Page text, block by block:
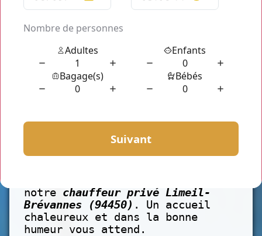
Ce n'est pas tout, ils
connaissent parfaitement les
routes de
Limeil-Brévannes
(94450)pour vous conduire
directement à votre point
d'arrivée en évitant les passages
professionnels, nous pouvons vous
garantir que vous allez passer un
notre chauffeur privé Limeil-
Brévannes (94450) . Un accueil
chaleureux et dans la bonne
humeur vous attend.